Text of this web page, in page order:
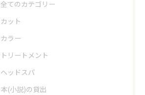
全てのカテゴリー
カット
カラー
トリートメント
ヘッドスパ
本(小説)の貸出